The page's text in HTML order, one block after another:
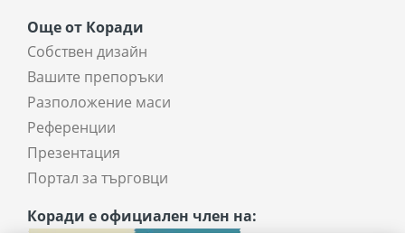
Още от Коради
Собствен дизайн
Вашите препоръки
Разположение маси
Референции
Презентация
Портал за търговци
Коради е официален член на: